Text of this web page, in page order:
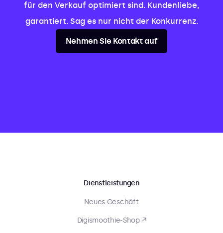
für den Verkauf optimiert sind. Kundenliebe,
garantiert. Sag es nur nicht der Konkurrenz.
Nehmen Sie Kontakt auf
Dienstleistungen
Neues Geschäft
Digismoothie-Shop ↗